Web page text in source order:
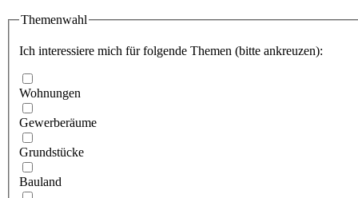
Themenwahl
Ich interessiere mich für folgende Themen (bitte ankreuzen):
Wohnungen
Gewerberäume
Grundstücke
Bauland